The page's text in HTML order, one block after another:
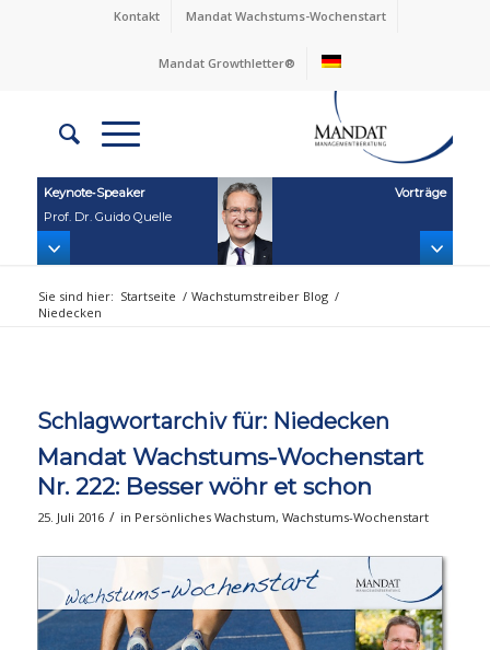
Kontakt Mandat Wachstums-Wochenstart
Mandat Growthletter®
Keynote‑Speaker
Prof. Dr. Guido Quelle
Vorträge
Sie sind hier: Startseite / Wachstumstreiber Blog /
Niedecken
Schlagwortarchiv für: Niedecken
Mandat Wachstums-Wochenstart
Nr. 222: Besser wöhr et schon
25. Juli 2016 / in Persönliches Wachstum, Wachstums-Wochenstart